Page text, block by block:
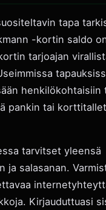
tapa
-kortin saldo
tarjoajan
henkilökohtaisiin
pankin tai
tarvitset yleensä
ja salasanan.
Kirjauduttuasi